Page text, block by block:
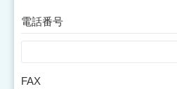
電話番号
FAX